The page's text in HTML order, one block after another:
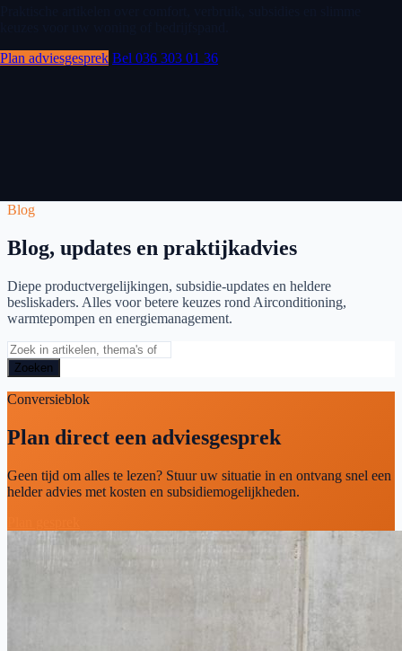
Plan adviesgesprek Bel 036 303 01 36
Blog
Blog, updates en praktijkadvies
Diepe productvergelijkingen, subsidie-updates en heldere
besliskaders. Alles voor betere keuzes rond Airconditioning,
warmtepompen en energiemanagement.
Zoeken
Conversieblok
Plan direct een adviesgesprek
Geen tijd om alles te lezen? Stuur uw situatie in en ontvang snel een
helder advies met kosten en subsidiemogelijkheden.